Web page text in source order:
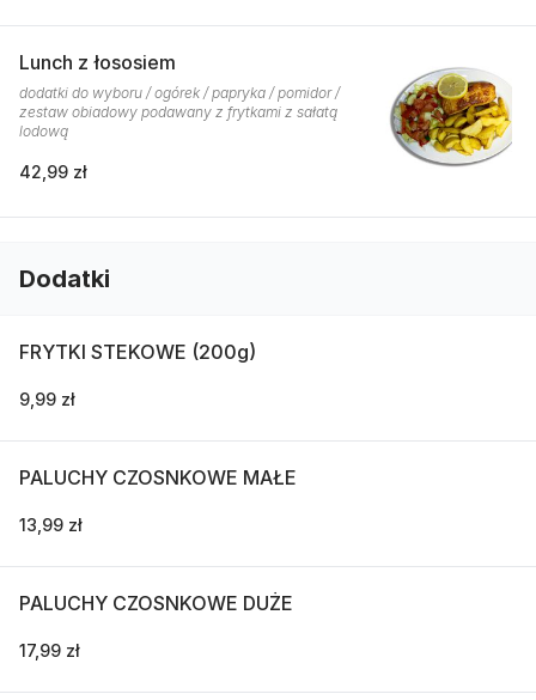
Lunch z łososiem
dodatki do wyboru / ogórek / papryka / pomidor /
zestaw obiadowy podawany z frytkami z sałatą
lodową
42,99 zł
Dodatki
FRYTKI STEKOWE (200g)
9,99 zł
PALUCHY CZOSNKOWE MAŁE
13,99 zł
PALUCHY CZOSNKOWE DUŻE
17,99 zł